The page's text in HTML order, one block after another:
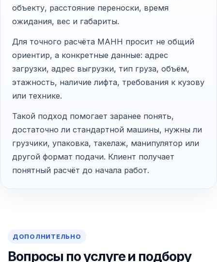
объекту, расстояние переноски, время
ожидания, вес и габариты.
Для точного расчёта МАНН просит не общий
ориентир, а конкретные данные: адрес
загрузки, адрес выгрузки, тип груза, объём,
этажность, наличие лифта, требования к кузову
или технике.
Такой подход помогает заранее понять,
достаточно ли стандартной машины, нужны ли
грузчики, упаковка, такелаж, манипулятор или
другой формат подачи. Клиент получает
понятный расчёт до начала работ.
ДОПОЛНИТЕЛЬНО
Вопросы по услуге и подбору